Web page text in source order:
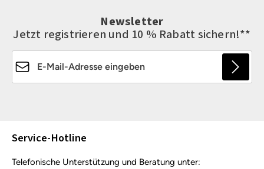
Newsletter
Jetzt registrieren und 10 % Rabatt sichern!**
Service-Hotline
Telefonische Unterstützung und Beratung unter: